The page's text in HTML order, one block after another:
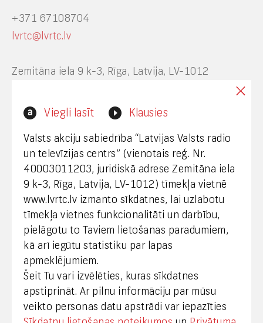
Viegli lasīt Klausies
Valsts akciju sabiedrība “Latvijas Valsts radio
un televīzijas centrs” (vienotais reģ. Nr.
40003011203, juridiskā adrese Zemitāna iela
9 k-3, Rīga, Latvija, LV-1012) tīmekļa vietnē
www.lvrtc.lv izmanto sīkdatnes, lai uzlabotu
tīmekļa vietnes funkcionalitāti un darbību,
pielāgotu to Taviem lietošanas paradumiem,
kā arī iegūtu statistiku par lapas
apmeklējumiem.
Šeit Tu vari izvēlēties, kuras sīkdatnes
apstiprināt. Ar pilnu informāciju par mūsu
veikto personas datu apstrādi var iepazīties
+371 67108704
lvrtc@lvrtc.lv
Zemitāna iela 9 k-3, Rīga, Latvija, LV-1012
Interneta vietnes www.lvrtc.lv administrators:
Klientu apkalpošana
+371 67108787
Medijiem
+371 29665001
vineta.sprugaine@lvrtc.lv